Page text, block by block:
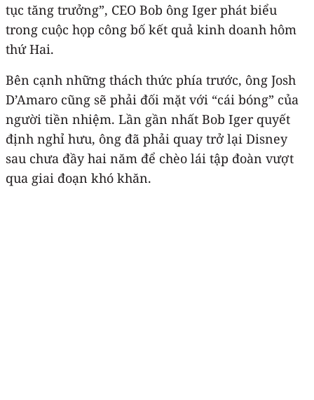
tục tăng trưởng”, CEO Bob ông Iger phát biểu
trong cuộc họp công bố kết quả kinh doanh hôm
thứ Hai.
Bên cạnh những thách thức phía trước, ông Josh
D’Amaro cũng sẽ phải đối mặt với “cái bóng” của
người tiền nhiệm. Lần gần nhất Bob Iger quyết
định nghỉ hưu, ông đã phải quay trở lại Disney
sau chưa đầy hai năm để chèo lái tập đoàn vượt
qua giai đoạn khó khăn.